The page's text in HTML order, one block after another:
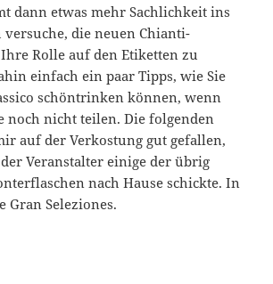
dann etwas mehr Sachlichkeit ins
versuche, die neuen Chianti-
Rolle auf den Etiketten zu
einfach ein paar Tipps, wie Sie
schöntrinken können, wenn
noch nicht teilen. Die folgenden
auf der Verkostung gut gefallen,
Veranstalter einige der übrig
nach Hause schickte. In
Gran Seleziones.